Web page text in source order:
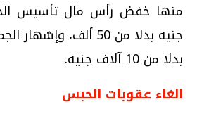
بدلا من 10 آلاف جنيه.
الغاء عقوبات الحبس